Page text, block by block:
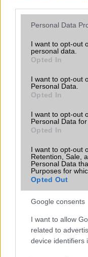
Please note that this
not limited to your
grant or deny
use your data for
consent section.
Personal Data
I want to opt-out
personal data.
Opted In
I want to opt-out
Personal Data.
Opted In
I want to opt-out
Personal Data
Opted In
I want to opt-out
Retention, Sale,
Personal Data
Purposes for
Opted Out
Google consents
I want to allow
related to
device identifiers
ALKALMAZÁSOK ÉS
Flash/Ujjlenyomat
olvasó
SNS integráció
Organizer
T9 szótár
Iránytũ
EGYÉB